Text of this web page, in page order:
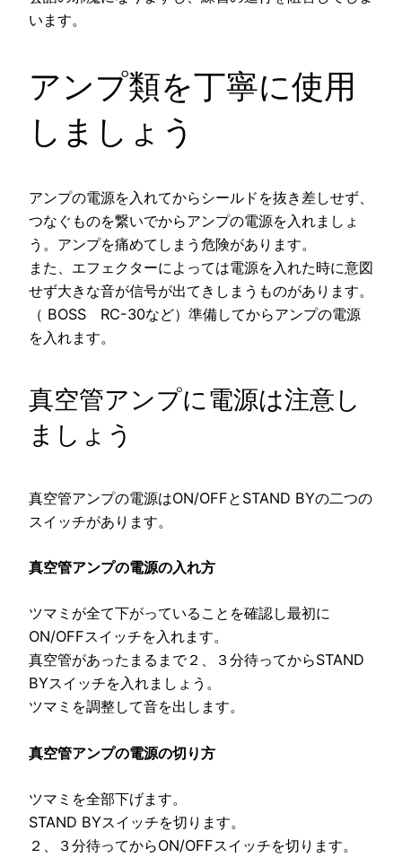
います。
アンプ類を丁寧に使用
しましょう
アンプの電源を入れてからシールドを抜き差しせず、
つなぐものを繋いでからアンプの電源を入れましょ
う。アンプを痛めてしまう危険があります。
また、エフェクターによっては電源を入れた時に意図
せず大きな音が信号が出てきしまうものがあります。
（ BOSS RC-30など）準備してからアンプの電源
を入れます。
真空管アンプに電源は注意し
ましょう
真空管アンプの電源はON/OFFとSTAND BYの二つの
スイッチがあります。
真空管アンプの電源の入れ方
ツマミが全て下がっていることを確認し最初に
ON/OFFスイッチを入れます。
真空管があったまるまで２、３分待ってからSTAND
BYスイッチを入れましょう。
ツマミを調整して音を出します。
真空管アンプの電源の切り方
ツマミを全部下げます。
STAND BYスイッチを切ります。
２、３分待ってからON/OFFスイッチを切ります。